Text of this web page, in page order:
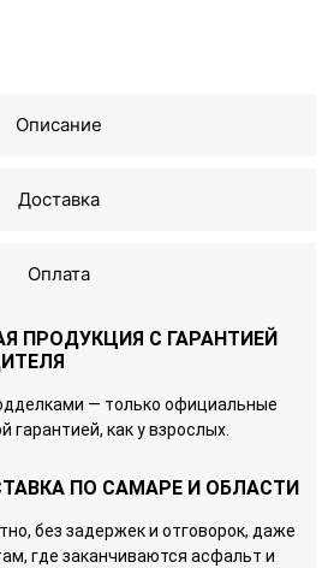
Описание
Доставка
Оплата
ПРОДУКЦИЯ С ГАРАНТИЕЙ
— только официальные
гарантией, как у взрослых.
ПО САМАРЕ И ОБЛАСТИ
без задержек и отговорок, даже
где заканчиваются асфальт и